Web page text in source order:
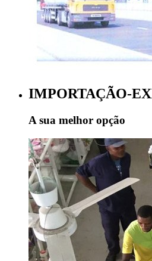
IMPORTAÇÃO-
A sua melhor opção